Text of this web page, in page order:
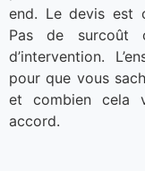
end. Le devis est
Pas de surcoût
d’intervention.
pour que vous
et combien cela
accord.